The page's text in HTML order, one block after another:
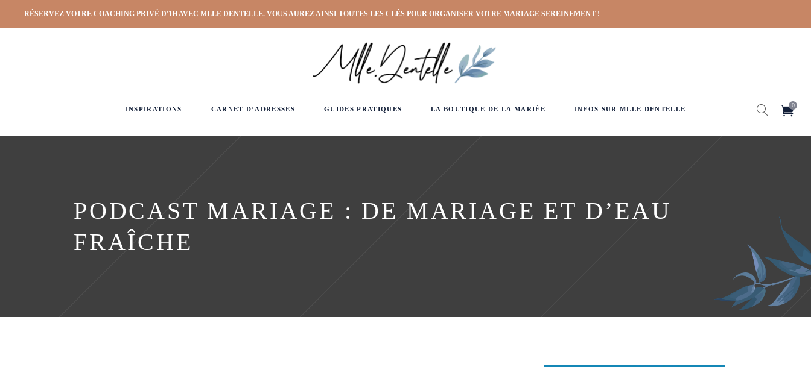
RÉSERVEZ VOTRE COACHING PRIVÉ D'1H AVEC MLLE DENTELLE. VOUS AUREZ AINSI TOUTES LES CLÉS POUR ORGANISER VOTRE MARIAGE SEREINEMENT !
INSPIRATIONS CARNET D’ADRESSES GUIDES PRATIQUES LA BOUTIQUE DE LA MARIÉE INFOS SUR MLLE DENTELLE
0
PODCAST MARIAGE : DE MARIAGE ET D’EAU
FRAÎCHE